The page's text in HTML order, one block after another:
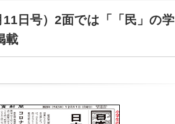
日号）2面では「「民」の学
載